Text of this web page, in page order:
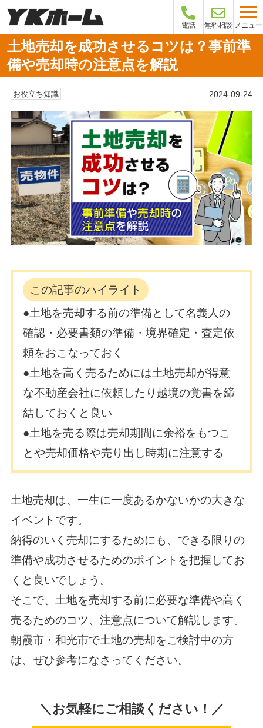
電話 無料相談 メニュー
土地売却を成功させるコツは？事前準
備や売却時の注意点を解説
お役立ち知識 2024-09-24
この記事のハイライト
●土地を売却する前の準備として名義人の
確認・必要書類の準備・境界確定・査定依
頼をおこなっておく
●土地を高く売るためには土地売却が得意
な不動産会社に依頼したり越境の覚書を締
結しておくと良い
●土地を売る際は売却期間に余裕をもつこ
とや売却価格や売り出し時期に注意する
土地売却は、一生に一度あるかないかの大きな
イベントです。
納得のいく売却にするためにも、できる限りの
準備や成功させるためのポイントを把握してお
くと良いでしょう。
そこで、土地を売却する前に必要な準備や高く
売るためのコツ、注意点について解説します。
朝霞市・和光市で土地の売却をご検討中の方
は、ぜひ参考になさってください。
＼お気軽にご相談ください！／